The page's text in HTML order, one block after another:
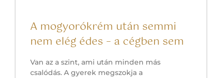
A mogyorókrém után semmi
nem elég édes – a cégben sem
Van az a szint, ami után minden más
csalódás. A gyerek megszokja a